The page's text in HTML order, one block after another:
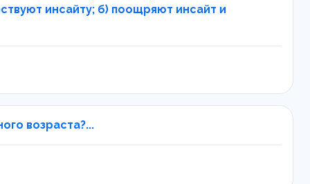
инсайту; б) поощряют инсайт и
возраста?...